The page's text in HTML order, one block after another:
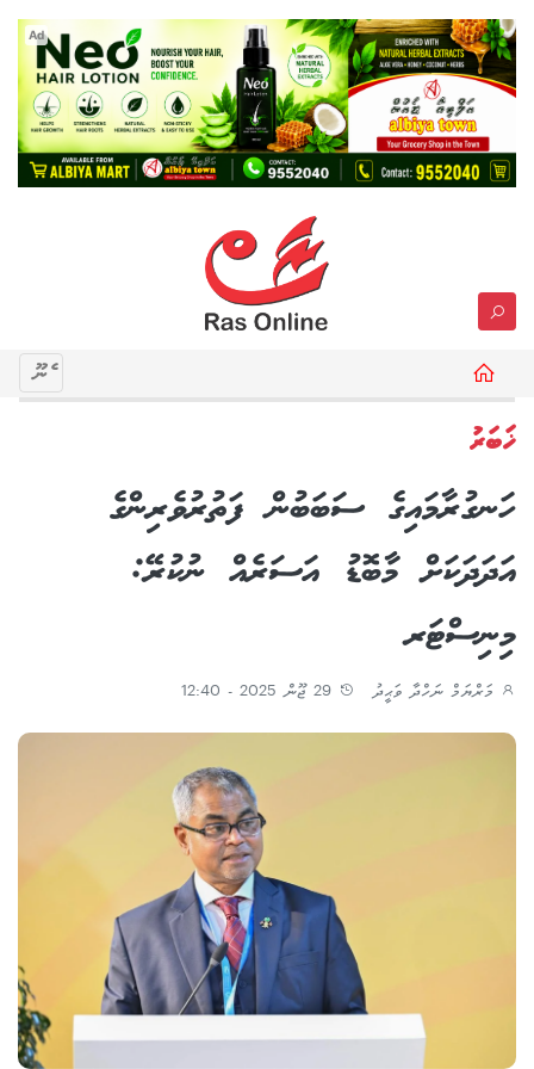
Ad
މެނޫ
ޚަބަރު
ހަނގުރާމައިގެ ސަބަބުން ފަތުރުވެރިންގެ
އަދަދަކަށް މާބޮޑު އަސަރެއް ނުކުރޭ:
މިނިސްޓަރ
މަރްޔަމް ނަހްދާ ވަޙީދު